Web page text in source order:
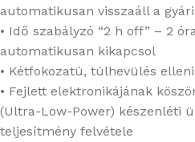
automatikusan visszaáll a
• Idő szabályzó “2 h off” – 2
automatikusan kikapcsol
• Kétfokozatú, túlhevülés
• Fejlett elektronikájának
(Ultra-Low-Power) készenléti
teljesítmény felvétele